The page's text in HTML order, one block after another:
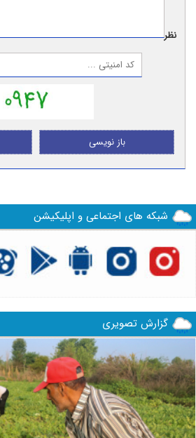
نظر:
باز نویسی
شبکه های اجتماعی و اپلیکیشن
گزارش تصویری